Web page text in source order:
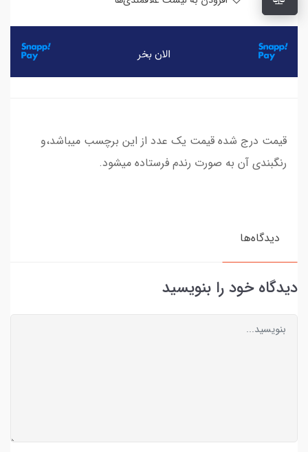
قیمت درج شده قیمت یک عدد از این برچسب میباشد،و
رنگبندی آن به صورت رندم فرستاده میشود.
دیدگاه‌ها
دیدگاه خود را بنویسید